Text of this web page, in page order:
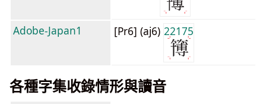
Adobe-Japan1 [Pr6] (aj6) 22175
各種字集收錄情形與讀音